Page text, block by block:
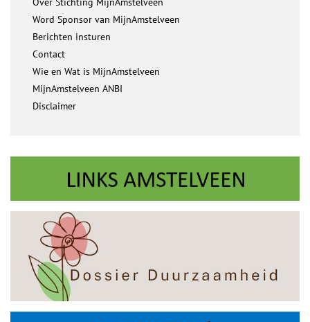
Word Sponsor van MijnAmstelveen
Berichten insturen
Contact
Wie en Wat is MijnAmstelveen
MijnAmstelveen ANBI
Disclaimer